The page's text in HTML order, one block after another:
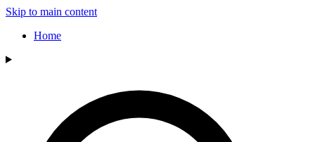
Skip to main content
Home